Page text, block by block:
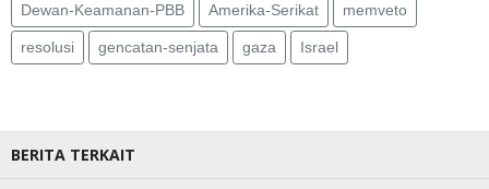
Dewan-Keamanan-PBB Amerika-Serikat memveto
resolusi gencatan-senjata gaza Israel
BERITA TERKAIT